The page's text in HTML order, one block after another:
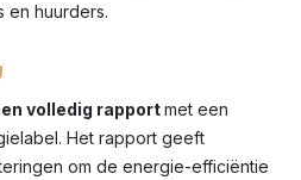
en huurders.
volledig rapportmet een
Het rapport geeft
om de energie-efficiëntie